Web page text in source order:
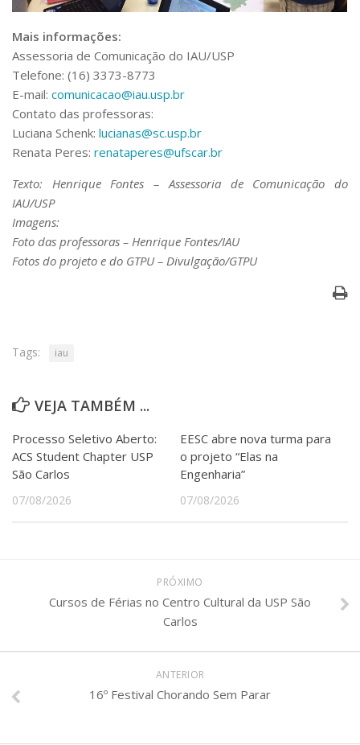
Mais informações:
Assessoria de Comunicação do IAU/USP
Telefone: (16) 3373-8773
E-mail: comunicacao@iau.usp.br
Contato das professoras:
Luciana Schenk: lucianas@sc.usp.br
Renata Peres: renataperes@ufscar.br
Texto: Henrique Fontes – Assessoria de Comunicação do
IAU/USP
Imagens:
Foto das professoras – Henrique Fontes/IAU
Fotos do projeto e do GTPU – Divulgação/GTPU
Tags: iau
VEJA TAMBÉM ...
Processo Seletivo Aberto:
ACS Student Chapter USP
São Carlos
07/08/2026
EESC abre nova turma para
o projeto “Elas na
Engenharia”
07/08/2026
PRÓXIMO
Cursos de Férias no Centro Cultural da USP São
Carlos
ANTERIOR
16º Festival Chorando Sem Parar